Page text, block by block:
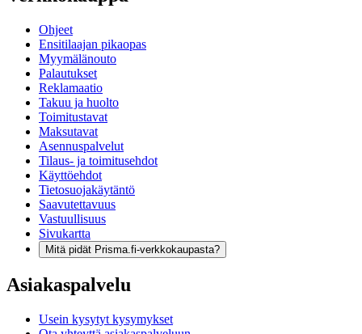
Ohjeet
Ensitilaajan pikaopas
Myymälänouto
Palautukset
Reklamaatio
Takuu ja huolto
Toimitustavat
Maksutavat
Asennuspalvelut
Tilaus- ja toimitusehdot
Käyttöehdot
Tietosuojakäytäntö
Saavutettavuus
Vastuullisuus
Sivukartta
Mitä pidät Prisma.fi-verkkokaupasta?
Asiakaspalvelu
Usein kysytyt kysymykset